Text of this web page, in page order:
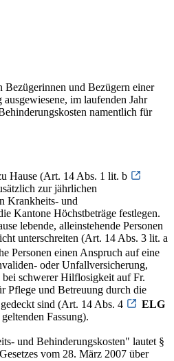
Bezügerinnen und Bezügern einer
im laufenden Jahr
namentlich für
Hause (Art. 14 Abs. 1 lit. b
zur jährlichen
Krankheits- und
Kantone Höchstbeträge festlegen.
lebende, alleinstehende Personen
unterschreiten (Art. 14 Abs. 3 lit. a
Personen einen Anspruch auf eine
oder Unfallversicherung,
schwerer Hilflosigkeit auf Fr.
Pflege und Betreuung durch die
sind (Art. 14 Abs. 4
ELG
Fassung).
und Behinderungskosten" lautet §
vom 28. März 2007 über